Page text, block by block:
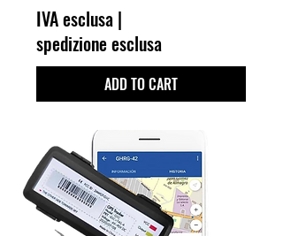
IVA esclusa |
spedizione esclusa
ADD TO CART